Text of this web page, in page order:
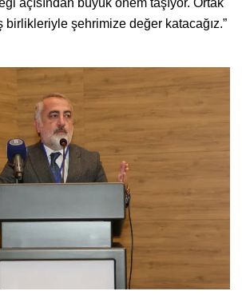
birlikleriyle şehrimize değer katacağız.”